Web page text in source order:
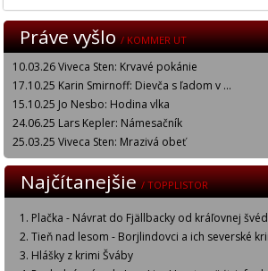
Práve vyšlo/ KOMMER UT
10.03.26 Viveca Sten: Krvavé pokánie
17.10.25 Karin Smirnoff: Dievča s ľadom v ...
15.10.25 Jo Nesbo: Hodina vlka
24.06.25 Lars Kepler: Námesačník
25.03.25 Viveca Sten: Mrazivá obeť
Najčítanejšie/ TOPPLISTOR
Plačka - Návrat do Fjällbacky od kráľovnej
Tieň nad lesom - Borjlindovci a ich severské
Hlášky z krimi Šváby